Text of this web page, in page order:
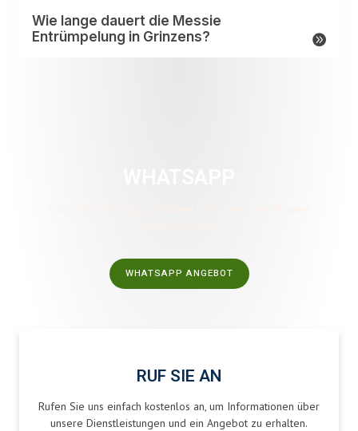
WHATSAPP ANGEBOT
RUF SIE AN
Rufen Sie uns einfach kostenlos an, um Informationen über
unsere Dienstleistungen und ein Angebot zu erhalten.
Wie lange dauert die Messie
Entrümpelung in Grinzens?